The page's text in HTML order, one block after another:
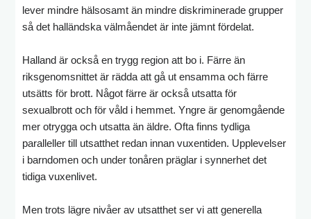
lever mindre hälsosamt än mindre diskriminerade grupper
så det halländska välmåendet är inte jämnt fördelat.
Halland är också en trygg region att bo i. Färre än
riksgenomsnittet är rädda att gå ut ensamma och färre
utsätts för brott. Något färre är också utsatta för
sexualbrott och för våld i hemmet. Yngre är genomgående
mer otrygga och utsatta än äldre. Ofta finns tydliga
paralleller till utsatthet redan innan vuxentiden. Upplevelser
i barndomen och under tonåren präglar i synnerhet det
tidiga vuxenlivet.
Men trots lägre nivåer av utsatthet ser vi att generella